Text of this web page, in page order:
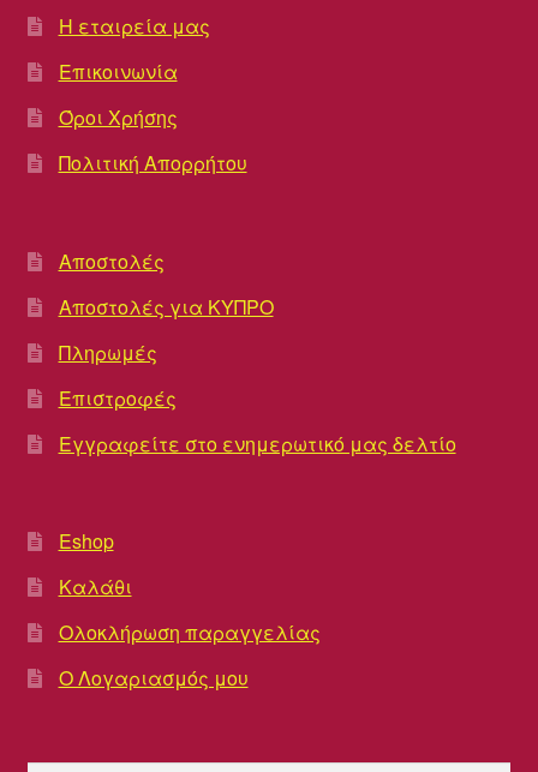
Η εταιρεία μας
Επικοινωνία
Όροι Χρήσης
Πολιτική Απορρήτου
Αποστολές
Αποστολές για ΚΥΠΡΟ
Πληρωμές
Επιστροφές
Εγγραφείτε στο ενημερωτικό μας δελτίο
Eshop
Καλάθι
Ολοκλήρωση παραγγελίας
Ο Λογαριασμός μου